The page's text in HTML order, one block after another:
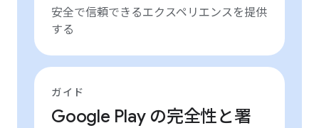
安全で信頼できるエクスペリエンスを提供
する
ガイド
Google Play の完全性と署